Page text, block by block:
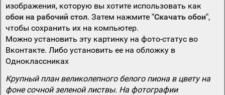
изображения, которую вы хотите использовать как
обои на рабочий стол. Затем нажмите "Скачать обои",
чтобы сохранить их на компьютер.
Можно установить эту картинку на фото-статус во
Вконтакте. Либо установить ее на обложку в
Одноклассниках
Крупный план великолепного белого пиона в цвету на
фоне сочной зеленой листвы. На фотографии